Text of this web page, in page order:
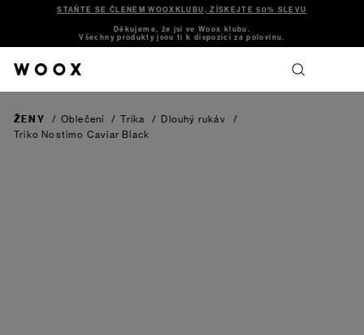
STAŇTE SE ČLENEM WOOXKLUBU, ZÍSKEJTE 50% SLEVU
Děkujeme, že jsi ve Woox klubu.
Všechny produkty jsou ti k dispozici za polovinu.
ŽENY / Oblečení / Trika / Dlouhý rukáv
/
Triko Nostimo Caviar Black